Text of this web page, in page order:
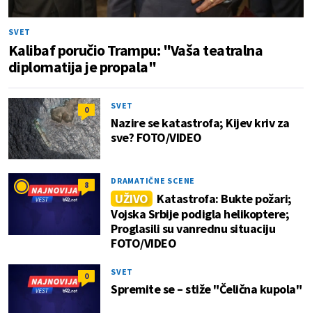
SVET
Kalibaf poručio Trampu: "Vaša teatralna
diplomatija je propala"
0 SVET
Nazire se katastrofa; Kijev kriv za
sve? FOTO/VIDEO
8 DRAMATIČNE SCENE
UŽIVO Katastrofa: Bukte požari;
Vojska Srbije podigla helikoptere;
Proglasili su vanrednu situaciju
FOTO/VIDEO
0 SVET
Spremite se – stiže "Čelična kupola"